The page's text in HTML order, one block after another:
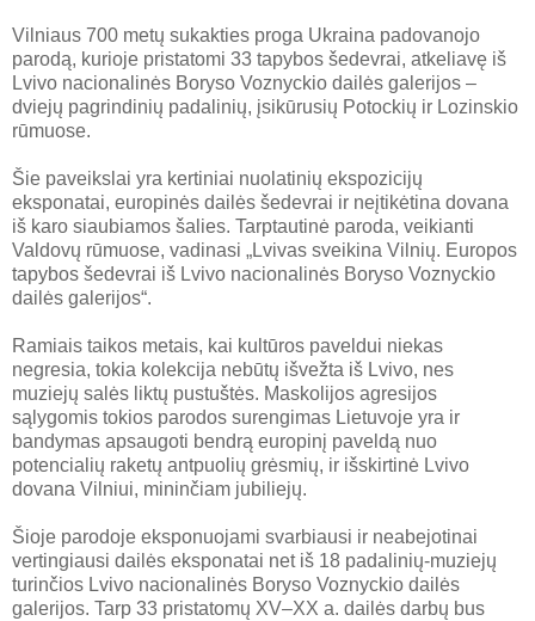
Vilniaus 700 metų sukakties proga Ukraina padovanojo
parodą, kurioje pristatomi 33 tapybos šedevrai, atkeliavę iš
Lvivo nacionalinės Boryso Voznyckio dailės galerijos –
dviejų pagrindinių padalinių, įsikūrusių Potockių ir Lozinskio
rūmuose.
Šie paveikslai yra kertiniai nuolatinių ekspozicijų
eksponatai, europinės dailės šedevrai ir neįtikėtina dovana
iš karo siaubiamos šalies. Tarptautinė paroda, veikianti
Valdovų rūmuose, vadinasi „Lvivas sveikina Vilnių. Europos
tapybos šedevrai iš Lvivo nacionalinės Boryso Voznyckio
dailės galerijos“.
Ramiais taikos metais, kai kultūros paveldui niekas
negresia, tokia kolekcija nebūtų išvežta iš Lvivo, nes
muziejų salės liktų pustuštės. Maskolijos agresijos
sąlygomis tokios parodos surengimas Lietuvoje yra ir
bandymas apsaugoti bendrą europinį paveldą nuo
potencialių raketų antpuolių grėsmių, ir išskirtinė Lvivo
dovana Vilniui, mininčiam jubiliejų.
Šioje parodoje eksponuojami svarbiausi ir neabejotinai
vertingiausi dailės eksponatai net iš 18 padalinių-muziejų
turinčios Lvivo nacionalinės Boryso Voznyckio dailės
galerijos. Tarp 33 pristatomų XV–XX a. dailės darbų bus